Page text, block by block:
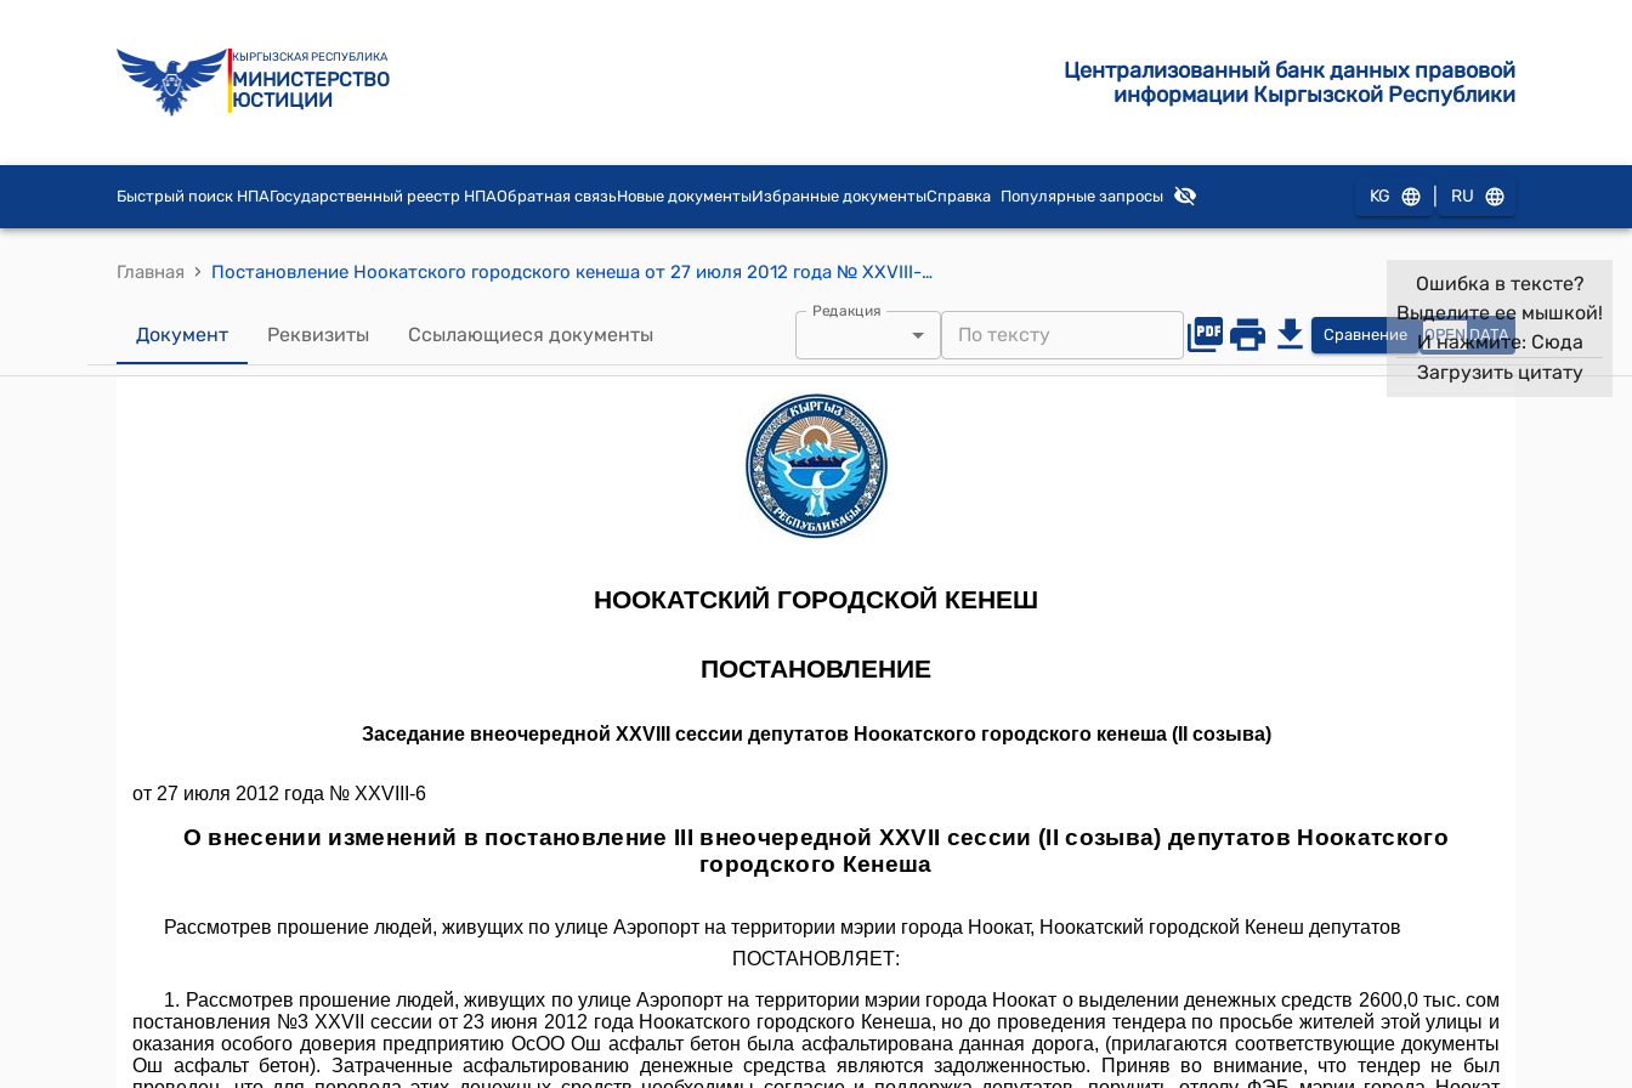
КЫРГЫЗСКАЯ РЕСПУБЛИКА
МИНИСТЕРСТВО
ЮСТИЦИИ
Централизованный банк данных правовой
информации Кыргызской Республики
Быстрый поиск НПАГосударственный реестр НПАОбратная связьНовые документыИзбранные документыСправка Популярные запросы KG RU
Главная › Постановление Ноокатского городского кенеша от 27 июля 2012 года № XXVIII-6 "О внесении изменений в постановление III внеочередной XXVII сессии (II созыва) депутатов Ноокатского городского Кенеша"
Документ Реквизиты Ссылающиеся документы
Редакция
Сравнение OPEN DATA
Ошибка в тексте?
Выделите ее мышкой!
И нажмите: Сюда
Загрузить цитату